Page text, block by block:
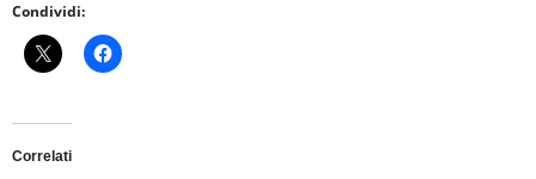
Condividi:
Correlati